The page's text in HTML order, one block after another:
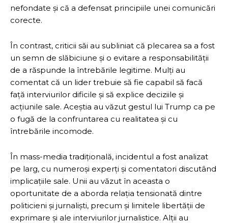
nefondate și că a defensat principiile unei comunicări
corecte.
În contrast, criticii săi au subliniat că plecarea sa a fost
un semn de slăbiciune și o evitare a responsabilității
de a răspunde la întrebările legitime. Mulți au
comentat că un lider trebuie să fie capabil să facă
față interviurilor dificile și să explice deciziile și
acțiunile sale. Aceștia au văzut gestul lui Trump ca pe
o fugă de la confruntarea cu realitatea și cu
întrebările incomode.
În mass-media tradițională, incidentul a fost analizat
pe larg, cu numeroși experți și comentatori discutând
implicațiile sale. Unii au văzut în aceasta o
oportunitate de a aborda relația tensionată dintre
politicieni și jurnaliști, precum și limitele libertății de
exprimare și ale interviurilor jurnalistice. Alții au